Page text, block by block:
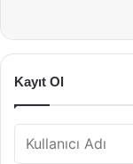
Kayıt Ol